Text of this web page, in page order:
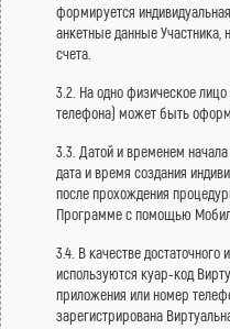
формируется
анкетные данные
счета.
3.2. На одно физическое
телефона) может быть
3.3. Датой и временем
дата и время создания
после прохождения
Программе с помощью
3.4. В качестве достаточного
используются куар-код
приложения или номер
зарегистрирована